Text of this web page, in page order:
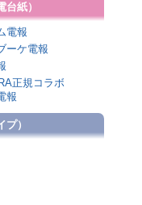
台紙）
電報
ーケ電報
正規コラボ
報
）